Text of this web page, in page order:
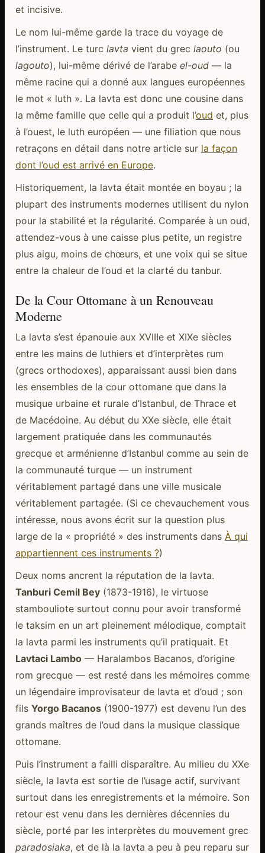
et incisive.
Le nom lui-même garde la trace du voyage de
l’instrument. Le turc lavta vient du grec laouto (ou
lagouto), lui-même dérivé de l’arabe el-oud— la
même racine qui a donné aux langues européennes
le mot « luth ». La lavta est donc une cousine dans
la même famille que celle qui a produit l’oud et, plus
à l’ouest, le luth européen — une filiation que nous
retraçons en détail dans notre article sur la façon
dont l’oud est arrivé en Europe.
Historiquement, la lavta était montée en boyau ; la
plupart des instruments modernes utilisent du nylon
pour la stabilité et la régularité. Comparée à un oud,
attendez-vous à une caisse plus petite, un registre
plus aigu, moins de chœurs, et une voix qui se situe
entre la chaleur de l’oud et la clarté du tanbur.
De la Cour Ottomane à un Renouveau
Moderne
La lavta s’est épanouie aux XVIIIe et XIXe siècles
entre les mains de luthiers et d’interprètes rum
(grecs orthodoxes), apparaissant aussi bien dans
les ensembles de la cour ottomane que dans la
musique urbaine et rurale d’Istanbul, de Thrace et
de Macédoine. Au début du XXe siècle, elle était
largement pratiquée dans les communautés
grecque et arménienne d’Istanbul comme au sein de
la communauté turque — un instrument
véritablement partagé dans une ville musicale
véritablement partagée. (Si ce chevauchement vous
intéresse, nous avons écrit sur la question plus
large de la « propriété » des instruments dans À qui
appartiennent ces instruments ?)
Deux noms ancrent la réputation de la lavta.
Tanburi Cemil Bey(1873-1916), le virtuose
stambouliote surtout connu pour avoir transformé
le taksim en un art pleinement mélodique, comptait
la lavta parmi les instruments qu’il pratiquait. Et
Lavtaci Lambo— Haralambos Bacanos, d’origine
rom grecque — est resté dans les mémoires comme
un légendaire improvisateur de lavta et d’oud ; son
fils Yorgo Bacanos(1900-1977) est devenu l’un des
grands maîtres de l’oud dans la musique classique
ottomane.
Puis l’instrument a failli disparaître. Au milieu du XXe
siècle, la lavta est sortie de l’usage actif, survivant
surtout dans les enregistrements et la mémoire. Son
retour est venu dans les dernières décennies du
siècle, porté par les interprètes du mouvement grec
paradosiaka, et de là la lavta a peu à peu reparu sur